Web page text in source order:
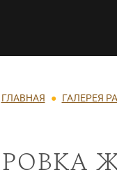
ГЛАВНАЯ ГАЛЕРЕЯ